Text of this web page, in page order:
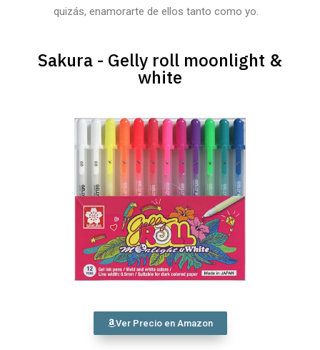
quizás, enamorarte de ellos tanto como yo.
Sakura - Gelly roll moonlight &
white
Ver Precio en Amazon